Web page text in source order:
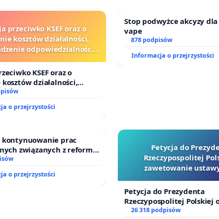
przeciwko KSEF oraz o
kosztów działalności,
odpowiedzialności
i sędziów
KSEF oraz o
działalności,
odpowiedzialności
o przejrzystości
Stop podwyżce akcyzy
vape
878 podpisów
Informacja o przejrzystości
kontynuowanie prac
związanych z reformą
o przejrzystości
Petycja do
Rzeczypospolitej
zawetowanie
Petycja do Prezydenta
Rzeczypospolitej Polskiej
zawetowanie ustawy
26 318 podpisów